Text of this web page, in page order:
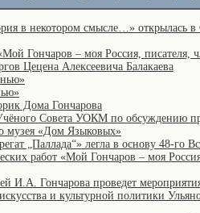
в некотором смысле…» открылась
Гончаров – моя Россия, писателя,
Цецена Алексеевича Балакаева
Дома Гончарова
Совета УОКМ по обсуждению
музея «Дом Языковых»
„Паллада“» легла в основу 48-го
работ «Мой Гончаров – моя
И.А. Гончарова проведет
и культурной политики